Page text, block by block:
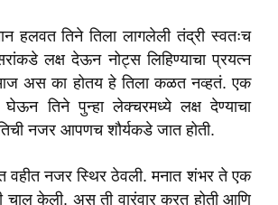
हलवत तिने तिला लागलेली तंद्री स्वतःच
लक्ष देऊन नोट्स लिहिण्याचा प्रयत्न
अस का होतय हे तिला कळत नव्हतं. एक
तिने पुन्हा लेक्चरमध्ये लक्ष देण्याचा
नजर आपणच शौर्यकडे जात होती.
वहीत नजर स्थिर ठेवली. मनात शंभर ते एक
केली. अस ती वारंवार करत होती आणि